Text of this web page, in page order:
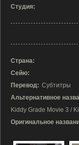
Студия:
Страна:
Сейю:
Перевод: Субтитры
Альтернативное
Kiddy Grade Movie 3 /
Оригинальное